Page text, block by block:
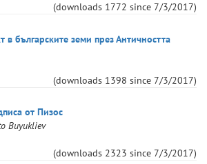
(downloads 1772 since 7/3/2017)
в българските земи през Античността
(downloads 1398 since 7/3/2017)
от Пизос
Buyukliev
(downloads 2323 since 7/3/2017)